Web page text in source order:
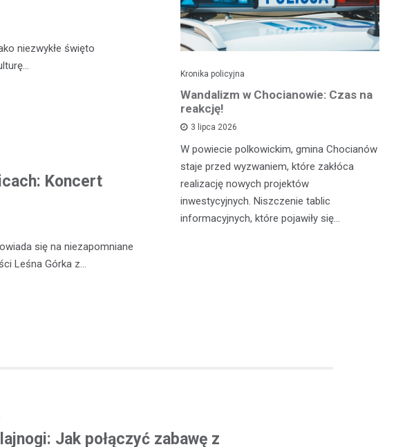
niezwykłe święto
Koncert
się na niezapomniane
Leśna Górka z…
który wstrząsnął lokalną
Kronika policyjna
Wandalizm w Chocianowie: Czas na
reakcję!
3 lipca 2026
W powiecie polkowickim, gmina Chocianów
staje przed wyzwaniem, które zakłóca
realizację nowych projektów
inwestycyjnych. Niszczenie tablic
informacyjnych, które pojawiły się…
Jak połączyć zabawę z